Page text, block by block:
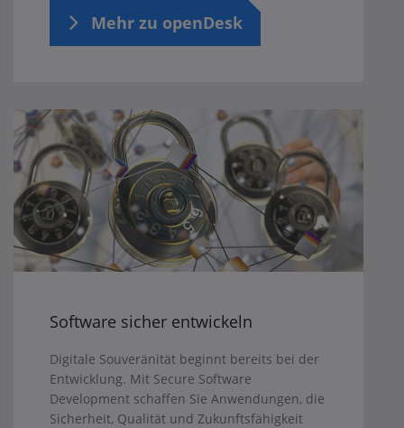
Mehr zu openDesk
Software sicher entwickeln
Digitale Souveränität beginnt bereits bei der
Entwicklung. Mit Secure Software
Development schaffen Sie Anwendungen, die
Sicherheit, Qualität und Zukunftsfähigkeit